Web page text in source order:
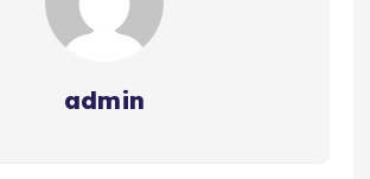
admin